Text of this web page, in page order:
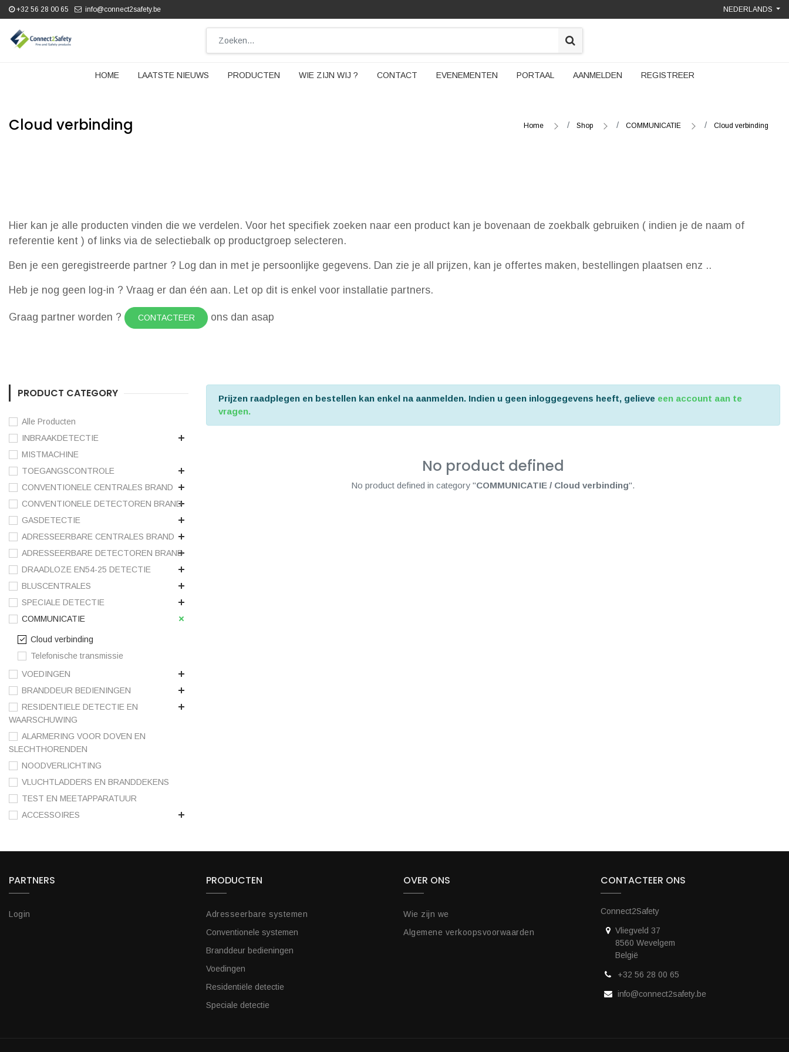
+32 56 28 00 65 info@connect2safety.be NEDERLANDS
HOME LAATSTE NIEUWS PRODUCTEN WIE ZIJN WIJ ? CONTACT EVENEMENTEN PORTAAL AANMELDEN REGISTREER
Cloud verbinding Home Shop COMMUNICATIE Cloud verbinding
Hier kan je alle producten vinden die we verdelen. Voor het specifiek zoeken naar een product kan je bovenaan de zoekbalk gebruiken ( indien je de naam of
referentie kent ) of links via de selectiebalk op productgroep selecteren.
Ben je een geregistreerde partner ? Log dan in met je persoonlijke gegevens. Dan zie je all prijzen, kan je offertes maken, bestellingen plaatsen enz ..
Heb je nog geen log-in ? Vraag er dan één aan. Let op dit is enkel voor installatie partners.
Graag partner worden ? CONTACTEER ons dan asap
PRODUCT CATEGORY
Alle Producten
INBRAAKDETECTIE
MISTMACHINE
TOEGANGSCONTROLE
CONVENTIONELE CENTRALES BRAND
CONVENTIONELE DETECTOREN BRAND
GASDETECTIE
ADRESSEERBARE CENTRALES BRAND
ADRESSEERBARE DETECTOREN BRAND
DRAADLOZE EN54-25 DETECTIE
BLUSCENTRALES
SPECIALE DETECTIE
COMMUNICATIE
Cloud verbinding
Telefonische transmissie
VOEDINGEN
BRANDDEUR BEDIENINGEN
RESIDENTIELE DETECTIE EN
WAARSCHUWING
ALARMERING VOOR DOVEN EN
SLECHTHORENDEN
NOODVERLICHTING
VLUCHTLADDERS EN BRANDDEKENS
TEST EN MEETAPPARATUUR
ACCESSOIRES
Prijzen raadplegen en bestellen kan enkel na aanmelden. Indien u geen inloggegevens heeft, gelieve een account aan te
vragen.
No product defined
No product defined in category "COMMUNICATIE / Cloud verbinding".
PARTNERS
Login
PRODUCTEN
Adresseerbare systemen
Conventionele systemen
Branddeur bedieningen
Voedingen
Residentiële detectie
Speciale detectie
OVER ONS
Wie zijn we
Algemene verkoopsvoorwaarden
CONTACTEER ONS
Connect2Safety
Vliegveld 37
8560 Wevelgem
België
+32 56 28 00 65
info@connect2safety.be